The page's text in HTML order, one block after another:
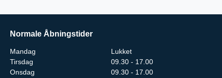
Normale Åbningstider
Mandag
Lukket
Tirsdag
09.30 - 17.00
Onsdag
09.30 - 17.00